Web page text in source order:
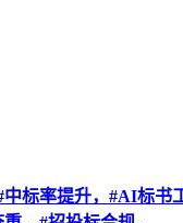
标率提升，#AI标书